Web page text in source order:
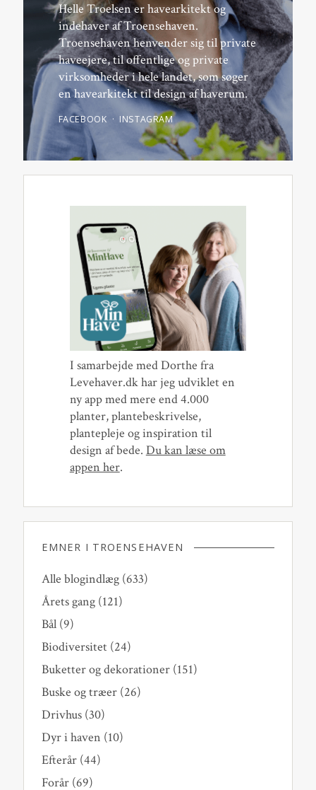
Helle Troelsen er havearkitekt og
indehaver af Troensehaven.
Troensehaven henvender sig til private
haveejere, til offentlige og private
virksomheder i hele landet, som søger
en havearkitekt til design af haverum.
FACEBOOK INSTAGRAM
I samarbejde med Dorthe fra
Levehaver.dk har jeg udviklet en
ny app med mere end 4.000
planter, plantebeskrivelse,
plantepleje og inspiration til
design af bede. Du kan læse om
appen her.
EMNER I TROENSEHAVEN
Alle blogindlæg(633)
Årets gang(121)
Bål(9)
Biodiversitet(24)
Buketter og dekorationer(151)
Buske og træer(26)
Drivhus(30)
Dyr i haven (10)
Efterår(44)
Forår(69)